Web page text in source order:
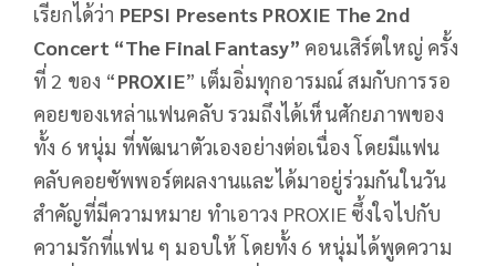
เรียกได้ว่า PEPSI Presents PROXIE The 2nd
Concert “The Final Fantasy” คอนเสิร์ตใหญ่ ครั้ง
ที่ 2 ของ “PROXIE” เต็มอิ่มทุกอารมณ์ สมกับการรอ
คอยของเหล่าแฟนคลับ รวมถึงได้เห็นศักยภาพของ
ทั้ง 6 หนุ่ม ที่พัฒนาตัวเองอย่างต่อเนื่อง โดยมีแฟน
คลับคอยซัพพอร์ตผลงานและได้มาอยู่ร่วมกันในวัน
สำคัญที่มีความหมาย ทำเอาวง PROXIE ซึ้งใจไปกับ
ความรักที่แฟน ๆ มอบให้ โดยทั้ง 6 หนุ่มได้พูดความ